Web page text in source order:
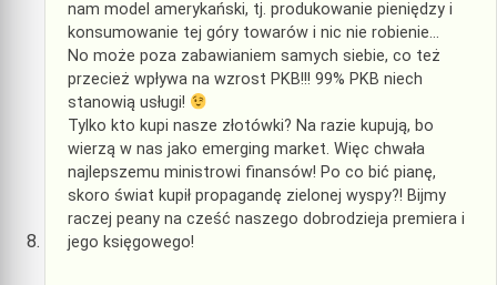
nam model amerykański, tj. produkowanie pieniędzy i
konsumowanie tej góry towarów i nic nie robienie…
No może poza zabawianiem samych siebie, co też
przecież wpływa na wzrost PKB!!! 99% PKB niech
stanowią usługi!
Tylko kto kupi nasze złotówki? Na razie kupują, bo
wierzą w nas jako emerging market. Więc chwała
najlepszemu ministrowi finansów! Po co bić pianę,
skoro świat kupił propagandę zielonej wyspy?! Bijmy
raczej peany na cześć naszego dobrodzieja premiera i
jego księgowego!